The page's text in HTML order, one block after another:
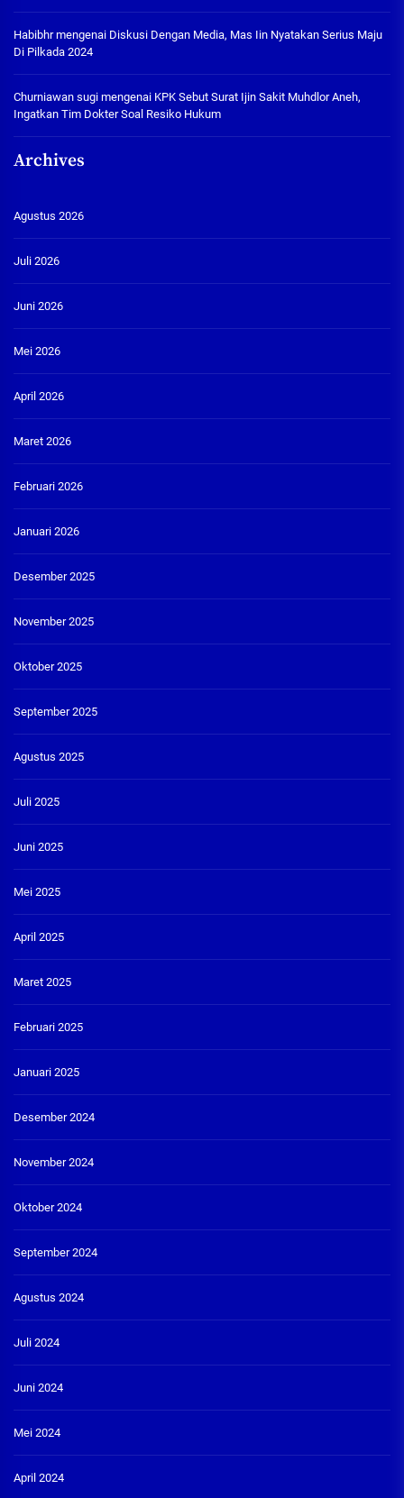
Habibhrmengenai Diskusi Dengan Media, Mas Iin Nyatakan Serius Maju
Di Pilkada 2024
Churniawan sugi mengenai KPK Sebut Surat Ijin Sakit Muhdlor Aneh,
Ingatkan Tim Dokter Soal Resiko Hukum
Archives
Agustus 2026
Juli 2026
Juni 2026
Mei 2026
April 2026
Maret 2026
Februari 2026
Januari 2026
Desember 2025
November 2025
Oktober 2025
September 2025
Agustus 2025
Juli 2025
Juni 2025
Mei 2025
April 2025
Maret 2025
Februari 2025
Januari 2025
Desember 2024
November 2024
Oktober 2024
September 2024
Agustus 2024
Juli 2024
Juni 2024
Mei 2024
April 2024